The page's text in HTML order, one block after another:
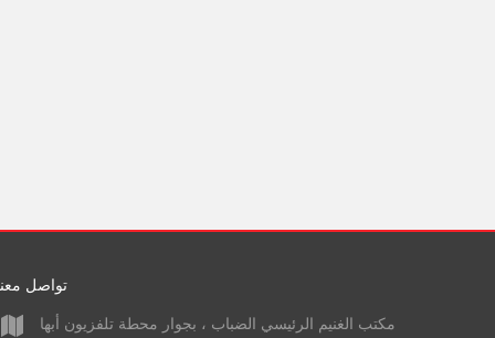
تواصل
مكتب الغنيم الرئيسي الضباب ، بجوار محطة تلفزيون أبها